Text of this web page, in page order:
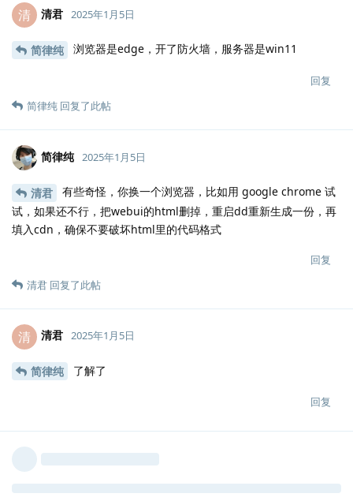
清 清君 2025年1月5日
简律纯 浏览器是edge，开了防火墙，服务器是win11
回复
简律纯 回复了此帖
简律纯 2025年1月5日
清君
有些奇怪，你换一个浏览器，比如用 google chrome 试
试，如果还不行，把webui的html删掉，重启dd重新生成一份，再
填入cdn，确保不要破坏html里的代码格式
回复
清君 回复了此帖
清 清君 2025年1月5日
简律纯 了解了
回复